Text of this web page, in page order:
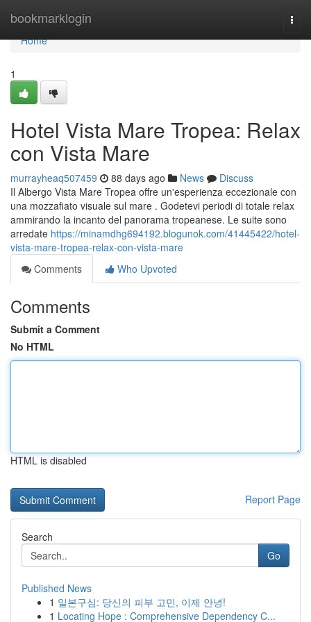
bookmarklogin
Home
Home
1
Hotel Vista Mare Tropea: Relax
con Vista Mare
murrayheaq507459 88 days ago News
Discuss
Il Albergo Vista Mare Tropea offre un'esperienza eccezionale con
una mozzafiato visuale sul mare . Godetevi periodi di totale relax
ammirando la incanto del panorama tropeanese. Le suite sono
arredate https://minamdhg694192.blogunok.com/41445422/hotel-
vista-mare-tropea-relax-con-vista-mare
Comments
Who Upvoted
Comments
Submit a Comment
No HTML
HTML is disabled
Report Page
Search
Go
Published News
1 일본구심: 당신의 피부 고민, 이제 안녕!
1 Locating Hope : Comprehensive Dependency C...